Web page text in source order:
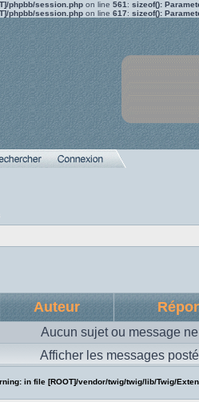
phpbb/session.php on line 561 : sizeof():
phpbb/session.php on line 617: sizeof():
Auteur
Aucun sujet ou message
Afficher les messages
: in file [ROOT]/vendor/twig/twig/lib/Twig/